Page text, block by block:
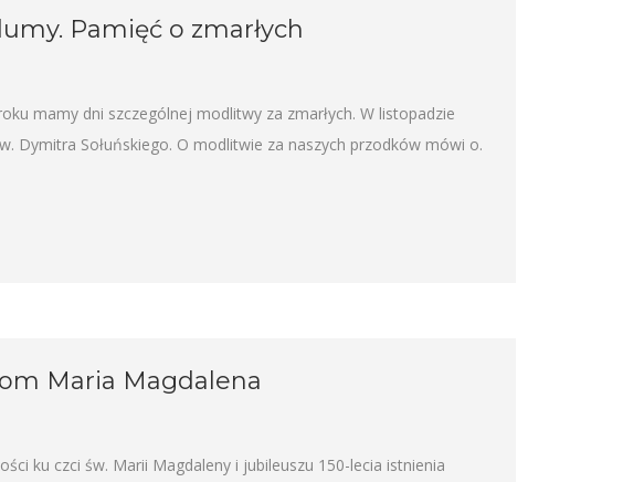
Pamięć o zmarłych
mamy dni szczególnej modlitwy za zmarłych. W listopadzie
Dymitra Sołuńskiego. O modlitwie za naszych przodków mówi o.
Maria Magdalena
ku czci św. Marii Magdaleny i jubileuszu 150-lecia istnienia